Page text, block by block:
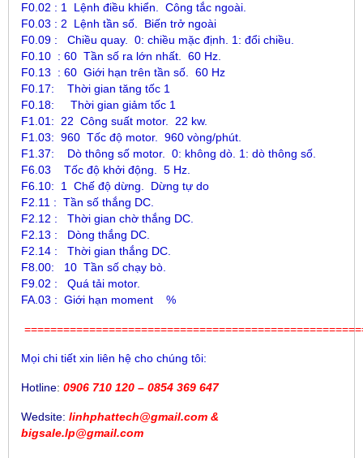
F0.02 : 1 Lệnh điều khiển. Công tắc ngoài.
F0.03 : 2 Lệnh tần số. Biến trở ngoài
F0.09 : Chiều quay. 0: chiều mặc định. 1: đổi chiều.
F0.10 : 60 Tần số ra lớn nhất. 60 Hz.
F0.13 : 60 Giới hạn trên tần số. 60 Hz
F0.17: Thời gian tăng tốc 1
F0.18: Thời gian giảm tốc 1
F1.01: 22 Công suất motor. 22 kw.
F1.03: 960 Tốc độ motor. 960 vòng/phút.
F1.37: Dò thông số motor. 0: không dò. 1: dò thông số.
F6.03 Tốc độ khởi động. 5 Hz.
F6.10: 1 Chế độ dừng. Dừng tự do
F2.11 : Tần số thắng DC.
F2.12 : Thời gian chờ thắng DC.
F2.13 : Dòng thắng DC.
F2.14 : Thời gian thắng DC.
F8.00: 10 Tần số chạy bò.
F9.02 : Quá tải motor.
FA.03 : Giới hạn moment %
Mọi chi tiết xin liên hệ cho chúng tôi:
Hotline: 0906 710 120 – 0854 369 647
Wedsite: linhphattech@gmail.com &
bigsale.lp@gmail.com